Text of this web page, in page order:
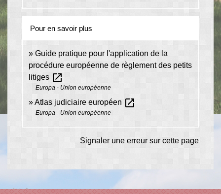
Pour en savoir plus
Guide pratique pour l'application de la
procédure européenne de règlement des petits
litiges open_in_new
Europa - Union européenne
Atlas judiciaire européen open_in_new
Europa - Union européenne
Signaler une erreur sur cette page